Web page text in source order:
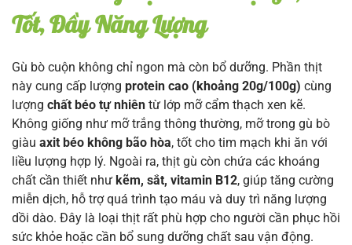
Tốt, Đầy Năng Lượng
Gù bò cuộn không chỉ ngon mà còn bổ dưỡng. Phần thịt
này cung cấp lượng protein cao (khoảng 20g/100g) cùng
lượng chất béo tự nhiên từ lớp mỡ cẩm thạch xen kẽ.
Không giống như mỡ trắng thông thường, mỡ trong gù bò
giàu axit béo không bão hòa, tốt cho tim mạch khi ăn với
liều lượng hợp lý. Ngoài ra, thịt gù còn chứa các khoáng
chất cần thiết như kẽm, sắt, vitamin B12, giúp tăng cường
miễn dịch, hỗ trợ quá trình tạo máu và duy trì năng lượng
dồi dào. Đây là loại thịt rất phù hợp cho người cần phục hồi
sức khỏe hoặc cần bổ sung dưỡng chất sau vận động.